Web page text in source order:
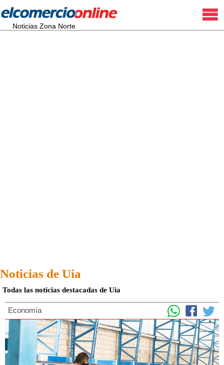
Noticias Zona Norte
Noticias de Uia
Todas las noticias destacadas de Uia
Economía